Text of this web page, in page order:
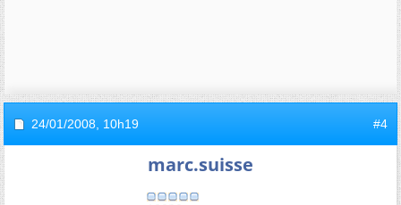
24/01/2008, 10h19 #4
marc.suisse